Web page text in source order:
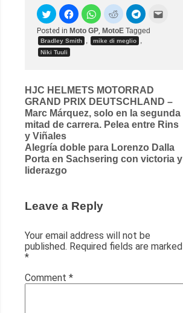
Posted in Moto GP, MotoE Tagged
Bradley Smith , mike di meglio ,
Niki Tuuli
Post
navigation
HJC HELMETS MOTORRAD
GRAND PRIX DEUTSCHLAND –
Marc Márquez, solo en la segunda
mitad de carrera. Pelea entre Rins
y Viñales
Alegría doble para Lorenzo Dalla
Porta en Sachsering con victoria y
liderazgo
Leave a Reply
Your email address will not be
published. Required fields are marked
*
Comment *